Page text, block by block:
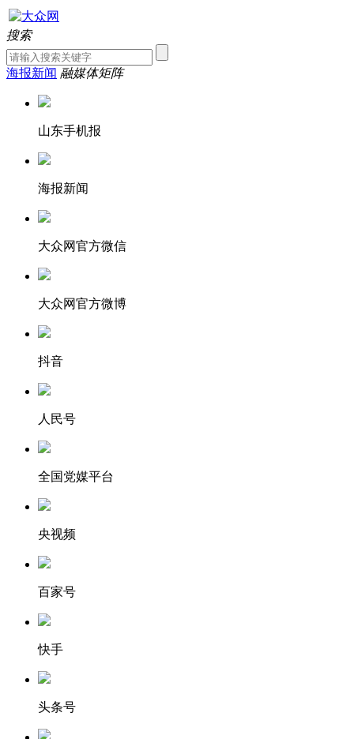
搜索
海报新闻 融媒体矩阵
山东手机报
海报新闻
大众网官方微信
大众网官方微博
抖音
人民号
全国党媒平台
央视频
百家号
快手
头条号